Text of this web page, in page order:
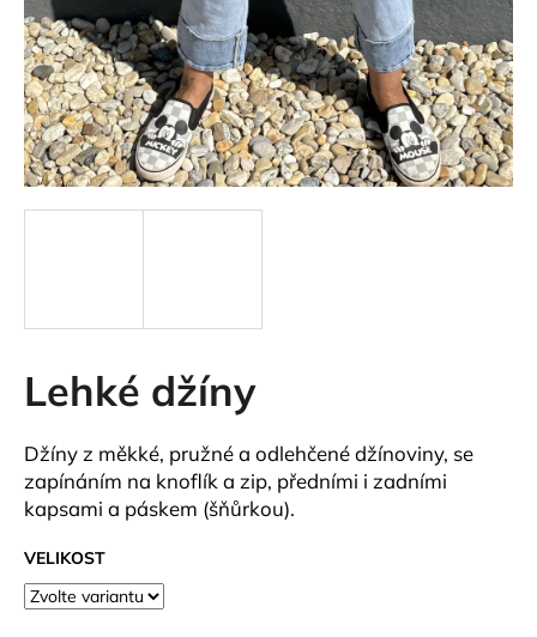
Lehké džíny
Džíny z měkké, pružné a odlehčené džínoviny, se
zapínáním na knoflík a zip, předními i zadními
kapsami a páskem (šňůrkou).
VELIKOST
a
j
í
t
?
D
o
o
r
u
u
j
e